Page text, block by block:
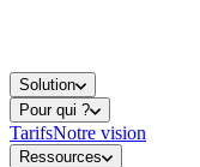
Solution
Pour qui ?
TarifsNotre vision
Ressources